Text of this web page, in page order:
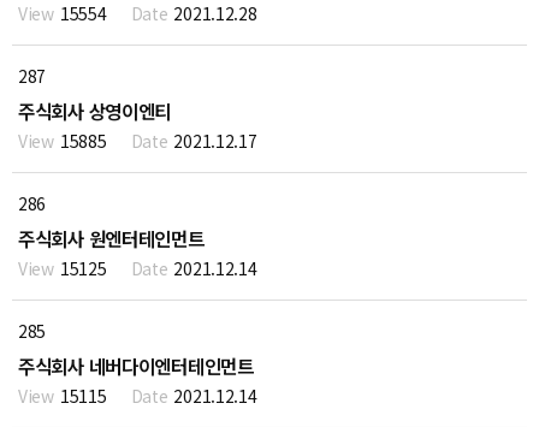
15554 2021.12.28
287
주식회사 상영이엔티
15885 2021.12.17
286
주식회사 원엔터테인먼트
15125 2021.12.14
285
주식회사 네버다이엔터테인먼트
15115 2021.12.14